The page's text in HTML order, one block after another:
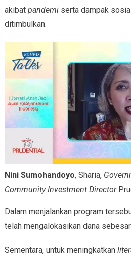
akibat pandemi serta dampak
ditimbulkan.
Nini Sumohandoyo, Sharia,
Community Investment Director
Dalam menjalankan program
telah mengalokasikan dana
Sementara, untuk meningkatkan